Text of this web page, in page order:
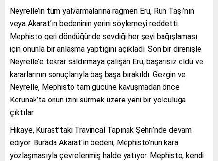
Neyrelle’in tüm yalvarmalarına rağmen Eru, Ruh Taşı’nın
veya Akarat’ın bedeninin yerini söylemeyi reddetti.
Mephisto geri döndüğünde sevdiği her şeyi bağışlaması
için onunla bir anlaşma yaptığını açıkladı. Son bir direnişle
Neyrelle’e tekrar saldırmaya çalışan Eru, başarısız oldu ve
kararlarının sonuçlarıyla baş başa bırakıldı. Gezgin ve
Neyrelle, Mephisto tam gücüne kavuşmadan önce
Korunak’ta onun izini sürmek üzere yeni bir yolculuğa
çıktılar.
Hikaye, Kurast’taki Travincal Tapınak Şehri’nde devam
ediyor. Burada Akarat’ın bedeni, Mephisto’nun kara
yozlaşmasıyla çevrelenmiş halde yatıyor. Mephisto, kendi